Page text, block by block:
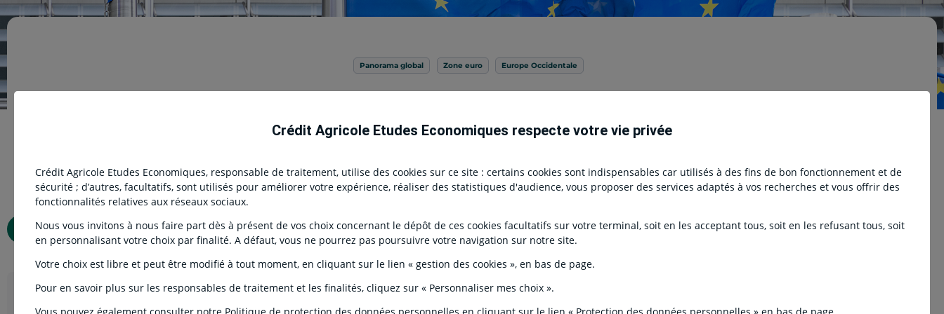
Panorama global Zone euro Europe Occidentale
22 Janvier 2025-Type de contenu
Publication ECO
Télécharger l’étude
Contacts / Experts
Image
Le repli de l'investissement des ménages, à l'œuvre depuis quatre trimestres,
se poursuit, mais à un rythme moindre. L'investissement des sociétés
financières se redresse en valeur, mais ce rebond est lié à d'importantes
Crédit Agricole Etudes Economiques respecte votre vie privée
Crédit Agricole Etudes Economiques, responsable de traitement, utilise des cookies sur ce site : certains cookies sont indispensables car utilisés à des fins de bon fonctionnement et de
sécurité ; d’autres, facultatifs, sont utilisés pour améliorer votre expérience, réaliser des statistiques d'audience, vous proposer des services adaptés à vos recherches et vous offrir des
fonctionnalités relatives aux réseaux sociaux.
Nous vous invitons à nous faire part dès à présent de vos choix concernant le dépôt de ces cookies facultatifs sur votre terminal, soit en les acceptant tous, soit en les refusant tous, soit
en personnalisant votre choix par finalité. A défaut, vous ne pourrez pas poursuivre votre navigation sur notre site.
Votre choix est libre et peut être modifié à tout moment, en cliquant sur le lien « gestion des cookies », en bas de page.
Pour en savoir plus sur les responsables de traitement et les finalités, cliquez sur « Personnaliser mes choix ».